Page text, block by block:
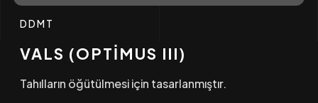
DDMT
VALS (OPTİMUS III)
Tahılların öğütülmesi için tasarlanmıştır.